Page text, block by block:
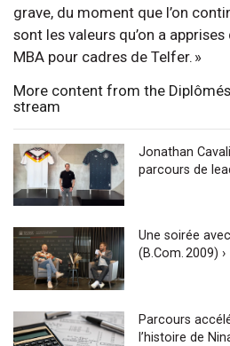
grave, du moment que l’on
sont les valeurs qu’on a
MBA pour cadres de Telfer. »
More content from the
stream
Jonathan
parcours de
Une soirée
(B.Com. 2009) ›
Parcours
l’histoire de